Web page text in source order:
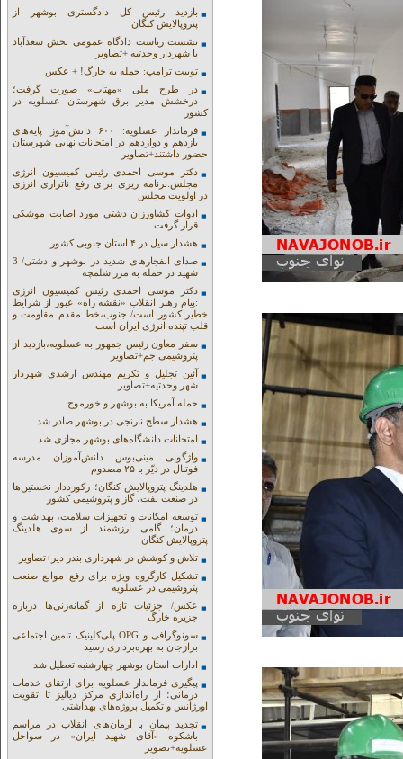
بازدید رئیس کل دادگستری بوشهر از
پتروپالایش کنگان
نشست ریاست دادگاه عمومی بخش سعدآباد
با شهردار وحدتیه +تصاویر
توییت ترامپ: حمله به خارگ! + عکس
در طرح ملی «مهتاب» صورت گرفت؛
درخشش مدیر برق شهرستان عسلویه در
کشور
فرماندار عسلویه: ۶۰۰ دانش‌آموز پایه‌های
یازدهم و دوازدهم در امتحانات نهایی شهرستان
حضور داشتند+تصاویر
دکتر موسی احمدی رئیس کمیسیون انرژی
مجلس:برنامه ریزی برای رفع ناترازی انرژی
در اولویت مجلس
ادوات کشاورزان دشتی مورد اصابت موشکی
قرار گرفت
هشدار سیل در ۴ استان جنوبی کشور
صدای انفجارهای شدید در بوشهر و دشتی/ 3
شهید در حمله به مرز شلمچه
دکتر موسی احمدی رئیس کمیسیون انرژی
:پیام رهبر انقلاب «نقشه راه» عبور از شرایط
خطیر کشور است/ جنوب،خط مقدم مقاومت و
قلب تپنده انرژی ایران است
سفر معاون رئیس جمهور به عسلویه،بازدید از
پتروشیمی جم+تصاویر
آئین تجلیل و تکریم مهندس ارشدی شهردار
شهر وحدتیه+تصاویر
حمله آمریکا به بوشهر و خورموج
هشدار سطح نارنجی در بوشهر صادر شد
امتحانات دانشگاه‌های بوشهر مجازی شد
واژگونی مینی‌بوس دانش‌آموزان مدرسه
فوتبال در دیّر با ۲۵ مصدوم
هلدینگ پتروپالایش کنگان؛ رکورددار نخستین‌ها
در صنعت نفت، گاز و پتروشیمی کشور
توسعه امکانات و تجهیزات سلامت، بهداشت و
درمان؛ گامی ارزشمند از سوی هلدینگ
پتروپالایش کنگان
تلاش و کوشش در شهرداری بندر دیر+تصاویر
تشکیل کارگروه ویژه برای رفع موانع صنعت
پتروشیمی در عسلویه
عکس/ جزئیات تازه از گمانه‌زنی‌ها درباره
جزیره خارگ
سونوگرافی و OPG پلی‌کلینیک تامین اجتماعی
برازجان به بهره‌برداری رسید
ادارات استان بوشهر چهارشنبه تعطیل شد
پیگیری فرماندار عسلویه برای ارتقای خدمات
درمانی؛ از راه‌اندازی مرکز دیالیز تا تقویت
اورژانس و تکمیل پروژه‌های بهداشتی
تجدید پیمان با آرمان‌های انقلاب در مراسم
باشکوه «آقای شهید ایران» در سواحل
عسلویه+تصویر